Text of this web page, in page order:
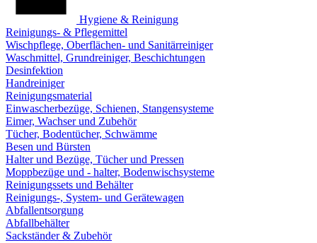
Hygiene & Reinigung
Reinigungs- & Pflegemittel
Wischpflege, Oberflächen- und Sanitärreiniger
Waschmittel, Grundreiniger, Beschichtungen
Desinfektion
Handreiniger
Reinigungsmaterial
Einwascherbezüge, Schienen, Stangensysteme
Eimer, Wachser und Zubehör
Tücher, Bodentücher, Schwämme
Besen und Bürsten
Halter und Bezüge, Tücher und Pressen
Moppbezüge und - halter, Bodenwischsysteme
Reinigungssets und Behälter
Reinigungs-, System- und Gerätewagen
Abfallentsorgung
Abfallbehälter
Sackständer & Zubehör